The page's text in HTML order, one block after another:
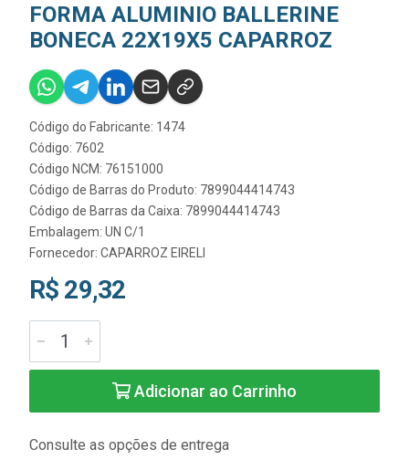
FORMA ALUMINIO BALLERINE
BONECA 22X19X5 CAPARROZ
Código do Fabricante: 1474
Código: 7602
Código NCM: 76151000
Código de Barras do Produto: 7899044414743
Código de Barras da Caixa: 7899044414743
Embalagem: UN C/1
Fornecedor: CAPARROZ EIRELI
R$ 29,32
Adicionar ao Carrinho
Consulte as opções de entrega